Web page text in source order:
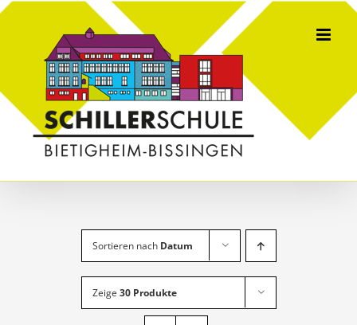
Skip
Sortieren nach Datum
Zeige 30 Produkte